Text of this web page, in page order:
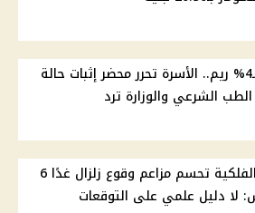
طالبة الـ4% ريم.. الأسرة تحرر محضر إثبات حالة
الشرعي والوزارة ترد
البحوث الفلكية تحسم مزاعم وقوع زلزال غدًا 6
دليل علمي على التوقعات